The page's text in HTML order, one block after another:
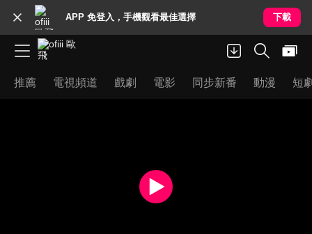
APP 免登入，手機觀看最佳選擇 下載
推薦 電視頻道 戲劇 電影 同步新番 動漫 短